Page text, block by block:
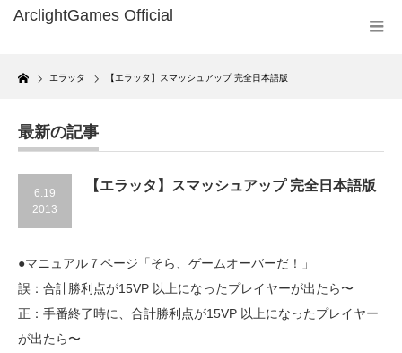
Home
エラッタ 【エラッタ】スマッシュアップ 完全日本語版
最新の記事
6.19
2013
【エラッタ】スマッシュアップ 完全日本語版
●マニュアル７ページ「そら、ゲームオーバーだ！」
誤：合計勝利点が15VP 以上になったプレイヤーが出たら〜
正：手番終了時に、合計勝利点が15VP 以上になったプレイヤー
が出たら〜